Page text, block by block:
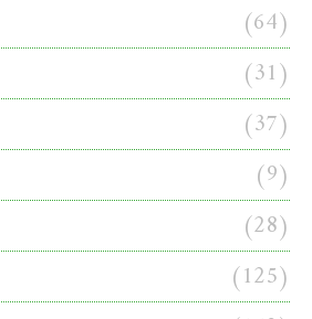
(64)
(31)
(37)
(9)
(28)
(125)